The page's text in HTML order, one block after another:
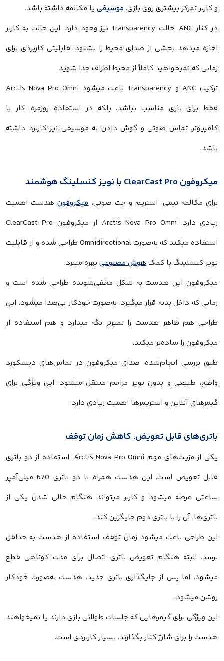
و کاربر تمرکز بیشتری روی بازی،موسیقی یا مکالمه داشته باشد.
در کنار ANC، حالت Transparency نیز وجود دارد. این حالت به کاربر
اجازه میدهد بخشی از صدای محیط را بشنود؛ قابلیتی کاربردی برای
زمانی که نمیخواهید کاملاً از محیط اطراف جدا شوید.
ترکیب ANC و Transparency باعث میشود Arctis Nova Pro Omni
فقط برای بازی مناسب نباشد، بلکه در استفاده روزمره، کار با
کامپیوتر، تماس صوتی و گوش دادن به موسیقی نیز کاربرد داشته
باشد.
میکروفون ClearCast Pro با نویز کنسلینگ هوشمند
برای مکالمه تیمی، استریم و چت صوتی،میکروفونهدست اهمیت
زیادی دارد. Arctis Nova Pro Omni از میکروفون ClearCast Pro
استفاده میکند که به‌صورت Omnidirectional طراحی شده و از قابلیت
نویز کنسلینگ با کمکهوش مصنوعی بهره میبرد.
میکروفون این هدست به شکل مخفی‌شونده طراحی شده است و
زمانی که داخل بدنه قرار میگیرد، به‌صورت خودکار بی‌صدا میشود. این
طراحی هم ظاهر هدست را تمیزتر نگه میدارد و هم استفاده از
میکروفون را ساده‌تر میکند.
طبق بررسی انجام‌شده، صدای میکروفون در تماس‌های دیسکورد
واضح، طبیعی و بدون نویز مزاحم منتقل میشود. این ویژگی برای
گیمرهای آنلاین و استریمرها اهمیت زیادی دارد.
باتری‌های قابل تعویض، کاهش زمان توقف
یکی از مزیت‌های مهم Arctis Nova Pro Omni، استفاده از دو باتری
قابل تعویض است. این هدست همراه با دو باتری 670 میلی‌آمپر
ساعتی عرضه میشود و کاربر میتواند هنگام خالی شدن یکی از
باتری‌ها، آن را با باتری دوم جایگزین کند.
این طراحی باعث میشود زمان توقف استفاده از هدست به حداقل
برسد. البته هنگام تعویض باتری اتصال برای مدت کوتاهی قطع
میشود، اما پس از جایگذاری باتری جدید، هدست به‌صورت خودکار
روشن میشود.
این ویژگی برای گیمرهایی که جلسات طولانی بازی دارند یا نمیخواهند
هدست را برای شارژ کنار بگذارند، بسیار کاربردی است.